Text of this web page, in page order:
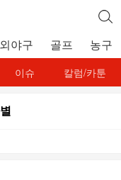
야구 골프 농구
이슈 칼럼/카툰